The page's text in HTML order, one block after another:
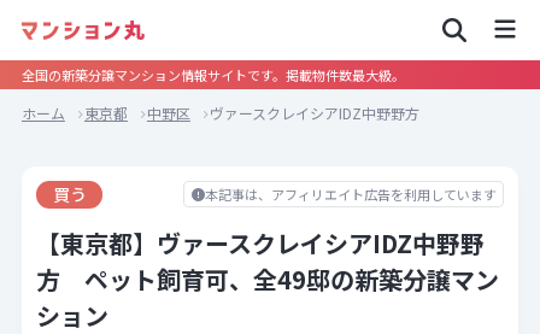
全国の新築分譲マンション情報サイトです。掲載物件数最大級。
ホーム 東京都 中野区 ヴァースクレイシアIDZ中野野方
本記事は、アフィリエイト広告を利用しています
買う
【東京都】ヴァースクレイシアIDZ中野野
方 ペット飼育可、全49邸の新築分譲マン
ション